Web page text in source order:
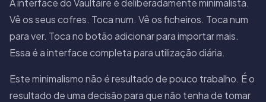
Vê os seus cofres. Toca num. Vê os ficheiros. Toca num
para ver. Toca no botão adicionar para importar mais.
Essa é a interface completa para utilização diária.
Este minimalismo não é resultado de pouco trabalho. É o
resultado de uma decisão para que não tenha de tomar